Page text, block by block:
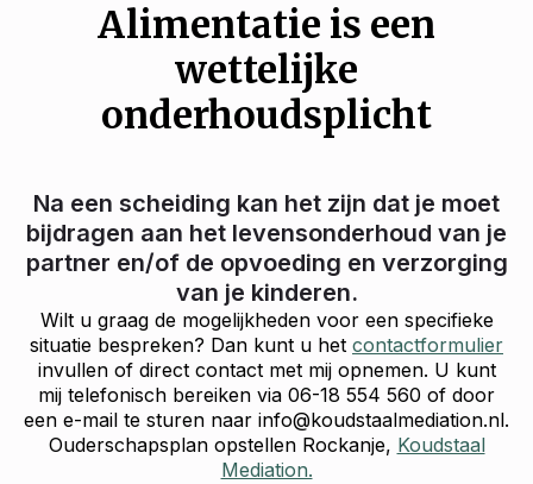
Alimentatie is een
wettelijke
onderhoudsplicht
Na een scheiding kan het zijn dat je moet
bijdragen aan het levensonderhoud van je
partner en/of de opvoeding en verzorging
van je kinderen.
Wilt u graag de mogelijkheden voor een specifieke
situatie bespreken? Dan kunt u het contactformulier
invullen of direct contact met mij opnemen. U kunt
mij telefonisch bereiken via 06-18 554 560 of door
een e-mail te sturen naar info@koudstaalmediation.nl.
Ouderschapsplan opstellen Rockanje, Koudstaal
Mediation.